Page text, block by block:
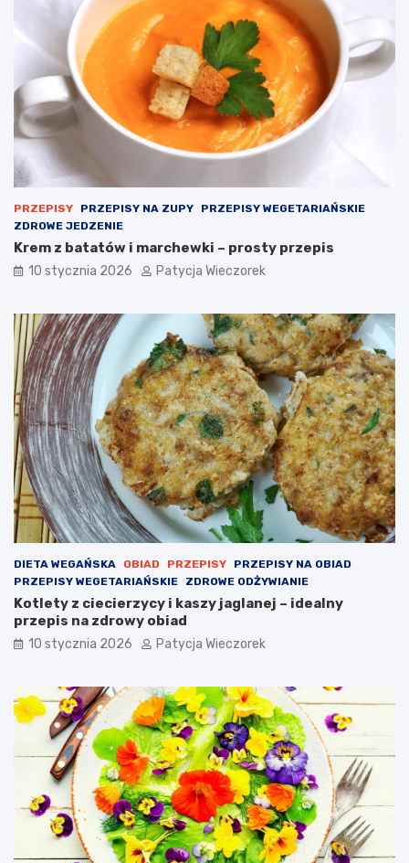
PRZEPISY PRZEPISY NA ZUPY
PRZEPISY WEGETARIAŃSKIE
ZDROWE JEDZENIE
Krem z batatów i marchewki – prosty przepis
10 stycznia 2026 Patycja Wieczorek
DIETA WEGAŃSKA OBIAD PRZEPISY
PRZEPISY NA OBIAD
PRZEPISY WEGETARIAŃSKIE
ZDROWE ODŻYWIANIE
Kotlety z ciecierzycy i kaszy jaglanej – idealny
przepis na zdrowy obiad
10 stycznia 2026 Patycja Wieczorek